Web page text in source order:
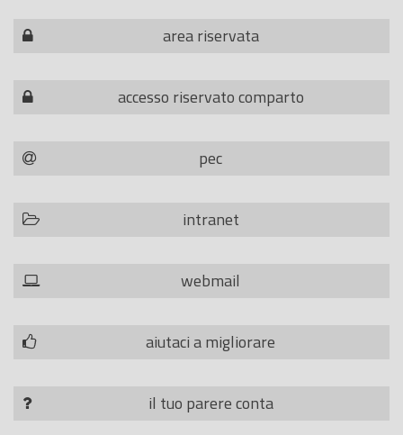
area riservata
accesso riservato comparto
pec
intranet
webmail
aiutaci a migliorare
il tuo parere conta